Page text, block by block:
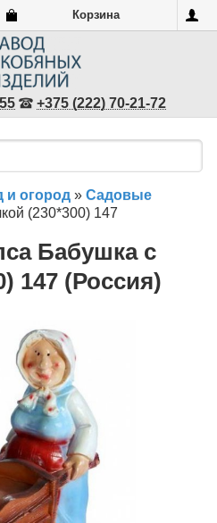
Корзина
+375 (222) 70-21-72
и огород » Садовые
(230*300) 147
Бабушка с
147 (Россия)